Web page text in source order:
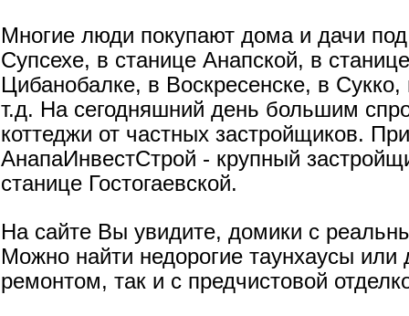
Многие люди покупают дома и дачи
Супсехе, в станице Анапской, в
Цибанобалке, в Воскресенске, в
т.д. На сегодняшний день большим
коттеджи от частных застройщиков.
АнапаИнвестСтрой - крупный
станице Гостогаевской.
На сайте Вы увидите, домики с
Можно найти недорогие таунхаусы или
ремонтом, так и с предчистовой